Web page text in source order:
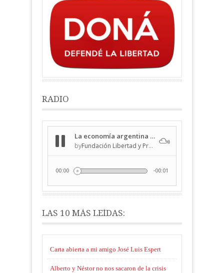
RADIO
LAS 10 MÁS LEÍDAS:
Carta abierta a mi amigo José Luis Espert
Alberto y Néstor no nos sacaron de la crisis